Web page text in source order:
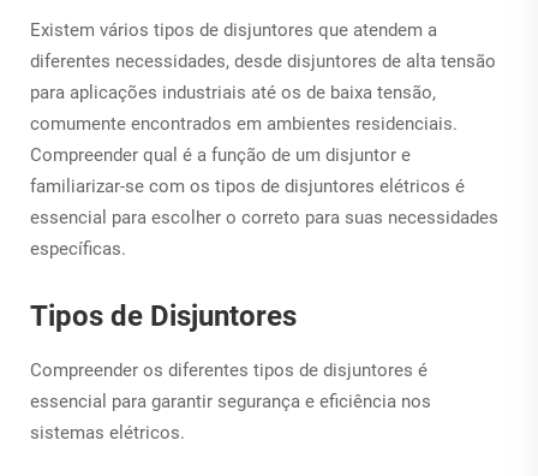
Existem vários tipos de disjuntores que atendem a
diferentes necessidades, desde disjuntores de alta tensão
para aplicações industriais até os de baixa tensão,
comumente encontrados em ambientes residenciais.
Compreender qual é a função de um disjuntor e
familiarizar-se com os tipos de disjuntores elétricos é
essencial para escolher o correto para suas necessidades
específicas.
Tipos de Disjuntores
Compreender os diferentes tipos de disjuntores é
essencial para garantir segurança e eficiência nos
sistemas elétricos.